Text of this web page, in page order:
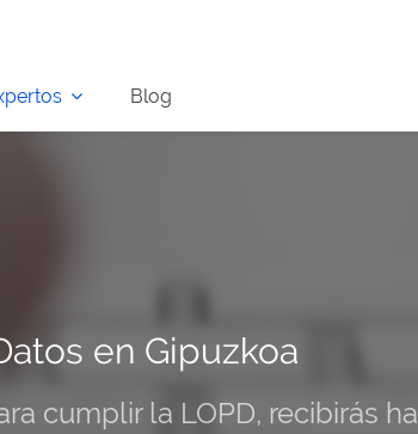
Blog
en Gipuzkoa
cumplir la LOPD, recibirás